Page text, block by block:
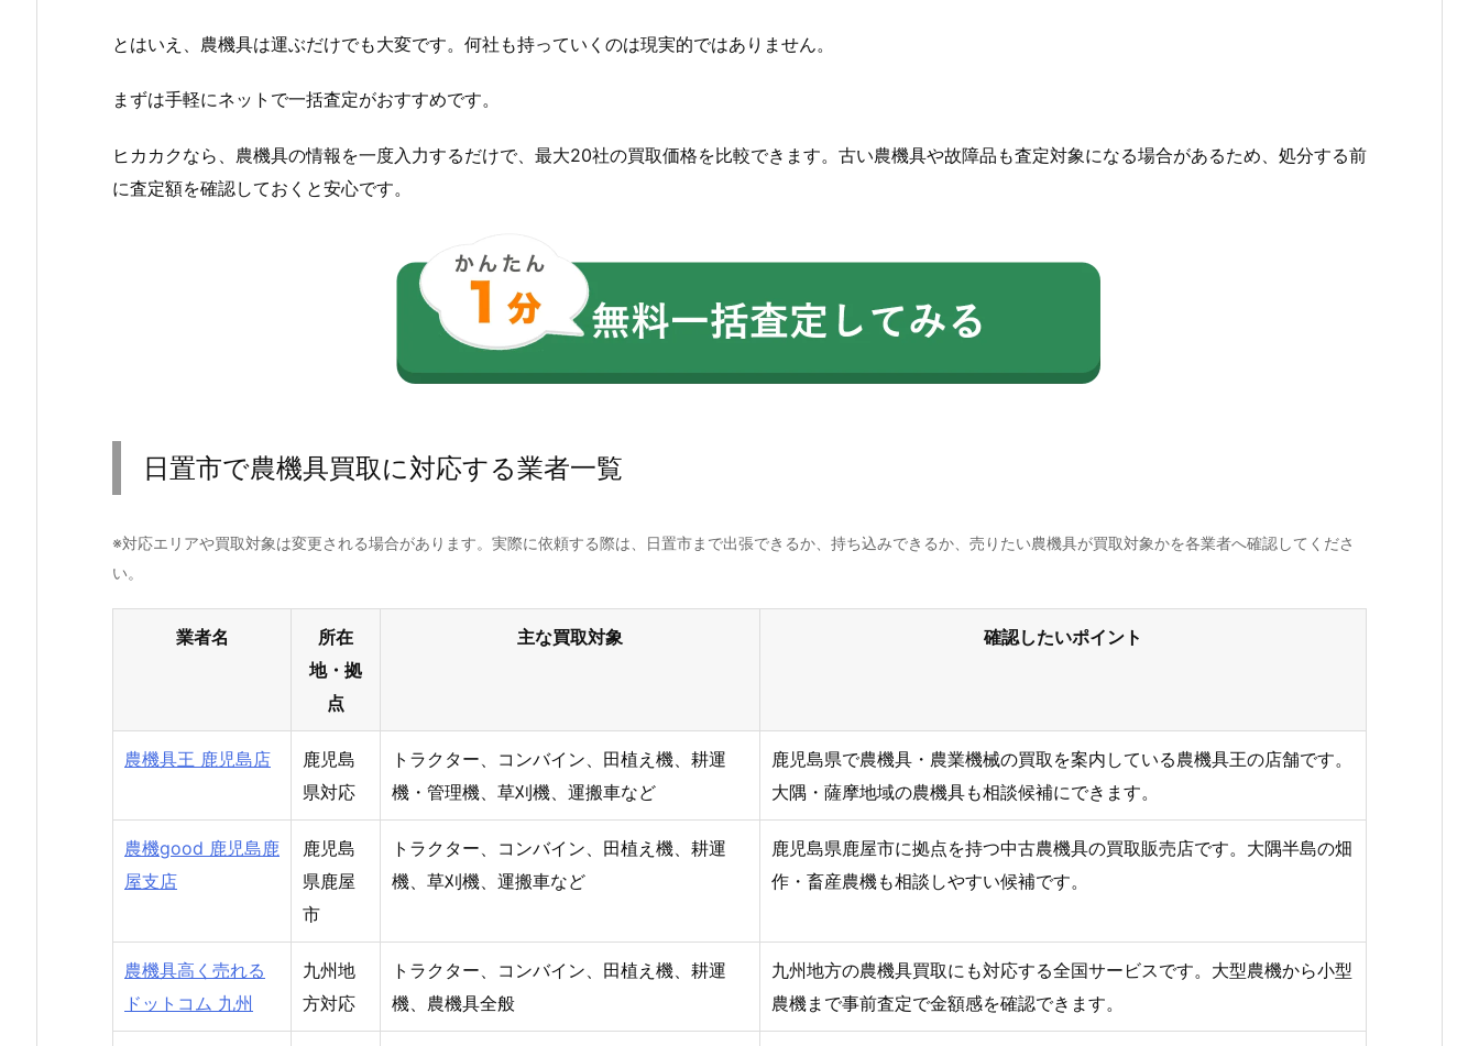
とはいえ、農機具は運ぶだけでも大変です。何社も持っていくのは現実的ではありません。
まずは手軽にネットで一括査定がおすすめです。
ヒカカクなら、農機具の情報を一度入力するだけで、最大20社の買取価格を比較できます。古い農機具や故障品も査定対象になる場合があるため、処分する前
に査定額を確認しておくと安心です。
日置市で農機具買取に対応する業者一覧
※対応エリアや買取対象は変更される場合があります。実際に依頼する際は、日置市まで出張できるか、持ち込みできるか、売りたい農機具が買取対象かを各業者へ確認してくださ
い。
業者名
所在
地・拠
点
主な買取対象 確認したいポイント
農機具王 鹿児島店
鹿児島
県対応
トラクター、コンバイン、田植え機、耕運
機・管理機、草刈機、運搬車など
鹿児島県で農機具・農業機械の買取を案内している農機具王の店舗です。
大隅・薩摩地域の農機具も相談候補にできます。
農機good 鹿児島鹿
屋支店
鹿児島
県鹿屋
市
トラクター、コンバイン、田植え機、耕運
機、草刈機、運搬車など
鹿児島県鹿屋市に拠点を持つ中古農機具の買取販売店です。大隅半島の畑
作・畜産農機も相談しやすい候補です。
農機具高く売れる
ドットコム 九州
九州地
方対応
トラクター、コンバイン、田植え機、耕運
機、農機具全般
九州地方の農機具買取にも対応する全国サービスです。大型農機から小型
農機まで事前査定で金額感を確認できます。